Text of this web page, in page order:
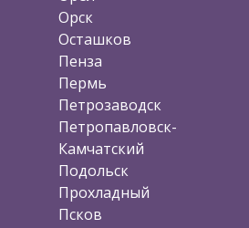
Орск
Осташков
Пенза
Пермь
Петрозаводск
Петропавловск-
Камчатский
Подольск
Прохладный
Псков